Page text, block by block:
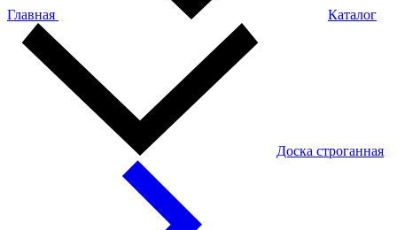
Главная Каталог
Доска строганная